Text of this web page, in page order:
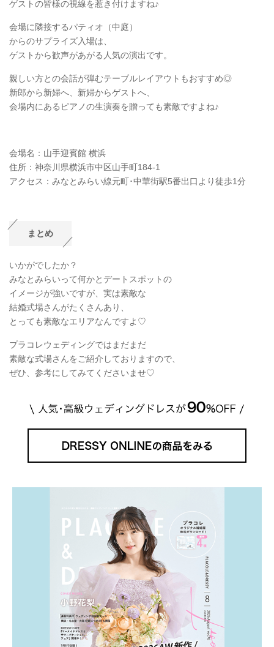
ゲストの皆様の視線を惹き付けますね♪
会場に隣接するパティオ（中庭）
からのサプライズ入場は、
ゲストから歓声があがる人気の演出です。
親しい方との会話が弾むテーブルレイアウトもおすすめ◎
新郎から新婦へ、新婦からゲストへ、
会場内にあるピアノの生演奏を贈っても素敵ですよね♪
会場名：山手迎賓館 横浜
住所：神奈川県横浜市中区山手町184-1
アクセス：みなとみらい線元町･中華街駅5番出口より徒歩1分
まとめ
いかがでしたか？
みなとみらいって何かとデートスポットの
イメージが強いですが、実は素敵な
結婚式場さんがたくさんあり、
とっても素敵なエリアなんですよ♡
プラコレウェディングではまだまだ
素敵な式場さんをご紹介しておりますので、
ぜひ、参考にしてみてくださいませ♡